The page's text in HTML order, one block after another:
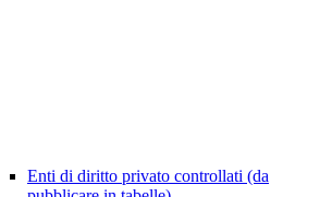
Enti di diritto privato controllati (da